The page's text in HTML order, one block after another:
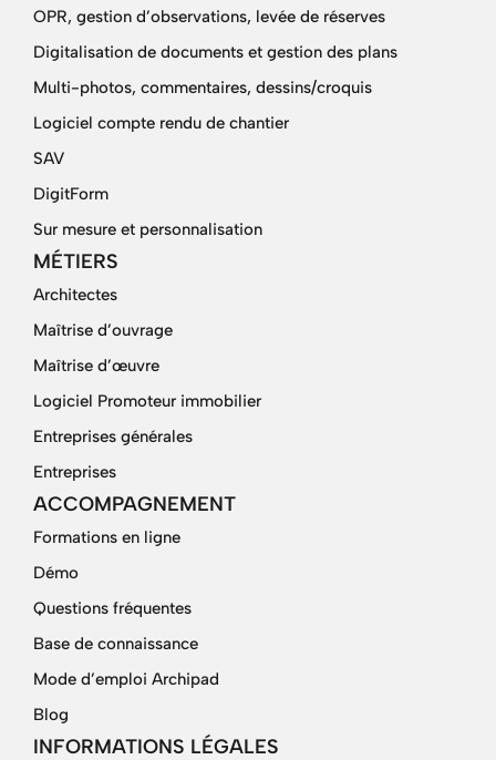
OPR, gestion d’observations, levée de réserves
Digitalisation de documents et gestion des plans
Multi-photos, commentaires, dessins/croquis
Logiciel compte rendu de chantier
SAV
DigitForm
Sur mesure et personnalisation
MÉTIERS
Architectes
Maîtrise d’ouvrage
Maîtrise d’œuvre
Logiciel Promoteur immobilier
Entreprises générales
Entreprises
ACCOMPAGNEMENT
Formations en ligne
Démo
Questions fréquentes
Base de connaissance
Mode d’emploi Archipad
Blog
INFORMATIONS LÉGALES